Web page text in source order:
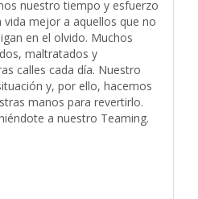
nuestro tiempo y esfuerzo
mejor a aquellos que no
en el olvido. Muchos
maltratados y
calles cada día. Nuestro
y, por ello, hacemos
manos para revertirlo.
a nuestro Teaming.